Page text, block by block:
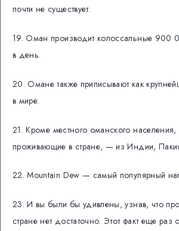
почти не существует.
19. Оман производит колоссальные 900
в день.
20. Омане также приписывают как
в мире.
21. Кроме местного оманского
проживающие в стране, — из Индии,
22. Mountain Dew — самый популярный
23. И вы были бы удивлены, узнав, что
стране нет достаточно. Этот факт еще раз